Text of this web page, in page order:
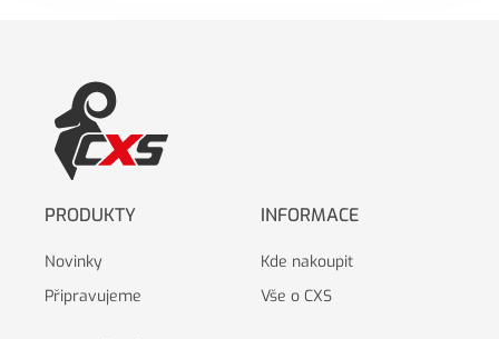
PRODUKTY
Novinky
Připravujeme
INFORMACE
Kde nakoupit
Vše o CXS